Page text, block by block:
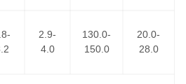
运输，各种车型具备配送。
2.9-
4.0
130.0-
150.0
20.0-
28.0